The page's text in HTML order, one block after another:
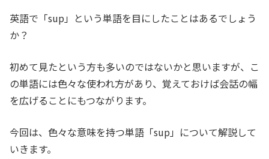
英語で「sup」という単語を目にしたことはあるでしょう
か？
初めて見たという方も多いのではないかと思いますが、こ
の単語には色々な使われ方があり、覚えておけば会話の幅
を広げることにもつながります。
今回は、色々な意味を持つ単語「sup」について解説して
いきます。